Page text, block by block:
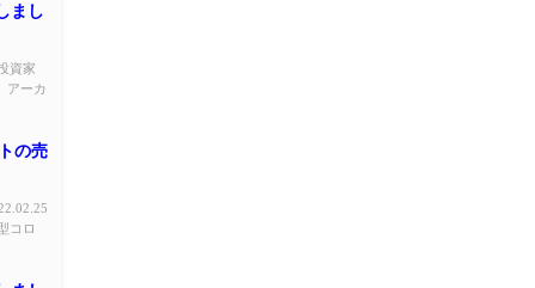
まし
資家
アーカ
の売
コロ